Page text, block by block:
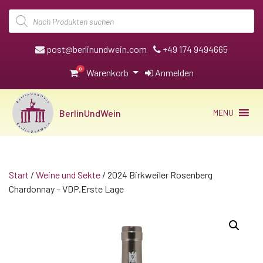
Products
search
post@berlinundwein.com +49 174 9494665
0 Warenkorb Anmelden
BerlinUndWein MENU
Start / Weine und Sekte / 2024 Birkweiler Rosenberg
Chardonnay – VDP.Erste Lage